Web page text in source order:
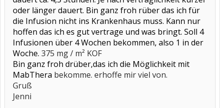
oder länger dauert. Bin ganz froh rüber das ich für
die Infusion nicht ins Krankenhaus muss. Kann nur
hoffen das ich es gut vertrage und was bringt. Soll 4
Infusionen über 4 Wochen bekommen, also 1 in der
Woche. 375 mg / m² KOF
Bin ganz froh drüber,das ich die Möglichkeit mit
MabThera bekomme. erhoffe mir viel von.
Gruß
Jenni